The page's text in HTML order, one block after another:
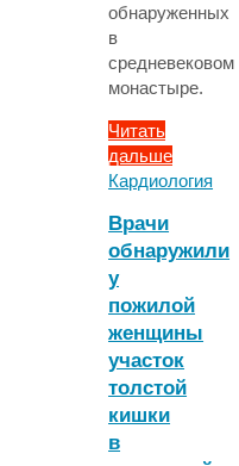
обнаруженных
в
средневековом
монастыре.
Читать
дальше
"Трепанация
в
средневековой
Франции
оказалась
методом
лечения
неврологических
Кардиология
Врачи
обнаружили
у
пожилой
женщины
участок
толстой
кишки
в